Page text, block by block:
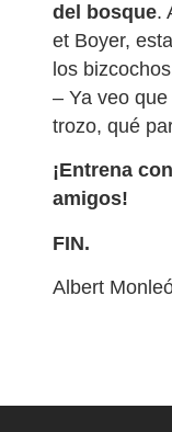
del bosque.
et Boyer,
los
– Ya veo
trozo, qué
¡Entrena
amigos!
FIN.
Albert